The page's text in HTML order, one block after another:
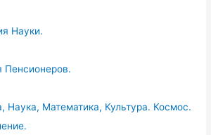
Науки.
Пенсионеров.
Наука, Математика, Культура. Космос.